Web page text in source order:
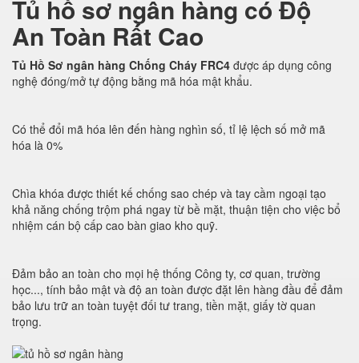
Tủ hồ sơ ngân hàng có Độ
An Toàn Rất Cao
Tủ Hồ Sơ ngân hàng Chống Cháy FRC4 được áp dụng công
nghệ đóng/mở tự động bằng mã hóa mật khẩu.
Có thể đổi mã hóa lên đến hàng nghìn số, tỉ lệ lệch số mở mã
hóa là 0%
Chìa khóa được thiết kế chống sao chép và tay cầm ngoại tạo
khả năng chống trộm phá ngay từ bề mặt, thuận tiện cho việc bổ
nhiệm cán bộ cấp cao bàn giao kho quỹ.
Đảm bảo an toàn cho mọi hệ thống Công ty, cơ quan, trường
học..., tính bảo mật và độ an toàn được đặt lên hàng đầu để đảm
bảo lưu trữ an toàn tuyệt đối tư trang, tiền mặt, giấy tờ quan
trọng.